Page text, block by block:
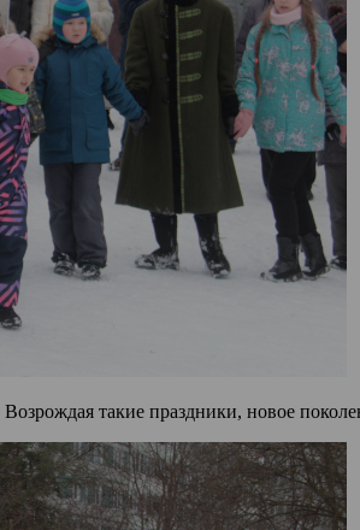
такие праздники, новое